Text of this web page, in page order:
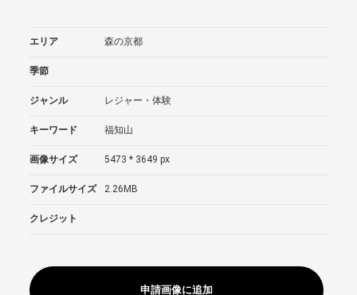
エリア 森の京都
季節
ジャンル レジャー・体験
キーワード 福知山
画像サイズ 5473 * 3649 px
ファイルサイズ 2.26MB
クレジット
申請画像に追加